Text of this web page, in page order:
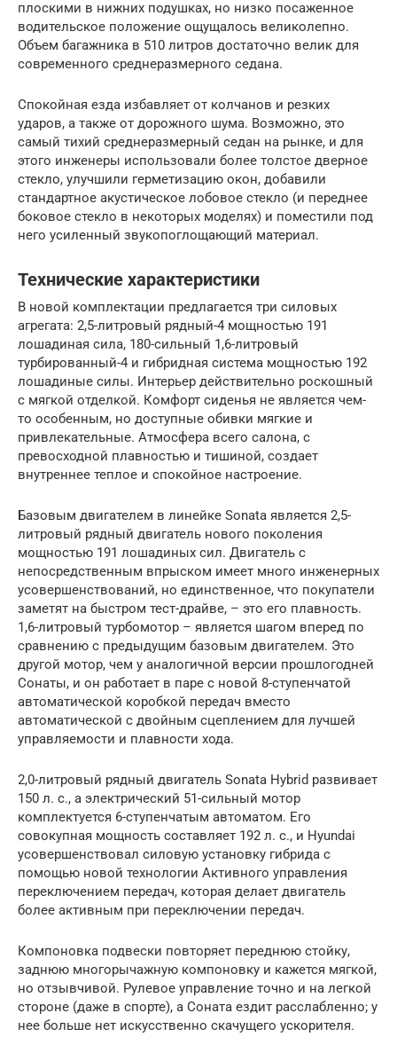
плоскими в нижних подушках, но низко посаженное
водительское положение ощущалось великолепно.
Объем багажника в 510 литров достаточно велик для
современного среднеразмерного седана.
Спокойная езда избавляет от колчанов и резких
ударов, а также от дорожного шума. Возможно, это
самый тихий среднеразмерный седан на рынке, и для
этого инженеры использовали более толстое дверное
стекло, улучшили герметизацию окон, добавили
стандартное акустическое лобовое стекло (и переднее
боковое стекло в некоторых моделях) и поместили под
него усиленный звукопоглощающий материал.
Технические характеристики
В новой комплектации предлагается три силовых
агрегата: 2,5-литровый рядный-4 мощностью 191
лошадиная сила, 180-сильный 1,6-литровый
турбированный-4 и гибридная система мощностью 192
лошадиные силы. Интерьер действительно роскошный
с мягкой отделкой. Комфорт сиденья не является чем-
то особенным, но доступные обивки мягкие и
привлекательные. Атмосфера всего салона, с
превосходной плавностью и тишиной, создает
внутреннее теплое и спокойное настроение.
Базовым двигателем в линейке Sonata является 2,5-
литровый рядный двигатель нового поколения
мощностью 191 лошадиных сил. Двигатель с
непосредственным впрыском имеет много инженерных
усовершенствований, но единственное, что покупатели
заметят на быстром тест-драйве, – это его плавность.
1,6-литровый турбомотор – является шагом вперед по
сравнению с предыдущим базовым двигателем. Это
другой мотор, чем у аналогичной версии прошлогодней
Сонаты, и он работает в паре с новой 8-ступенчатой
автоматической коробкой передач вместо
автоматической с двойным сцеплением для лучшей
управляемости и плавности хода.
2,0-литровый рядный двигатель Sonata Hybrid развивает
150 л. с., а электрический 51-сильный мотор
комплектуется 6-ступенчатым автоматом. Его
совокупная мощность составляет 192 л. с., и Hyundai
усовершенствовал силовую установку гибрида с
помощью новой технологии Активного управления
переключением передач, которая делает двигатель
более активным при переключении передач.
Компоновка подвески повторяет переднюю стойку,
заднюю многорычажную компоновку и кажется мягкой,
но отзывчивой. Рулевое управление точно и на легкой
стороне (даже в спорте), а Соната ездит расслабленно; у
нее больше нет искусственно скачущего ускорителя.